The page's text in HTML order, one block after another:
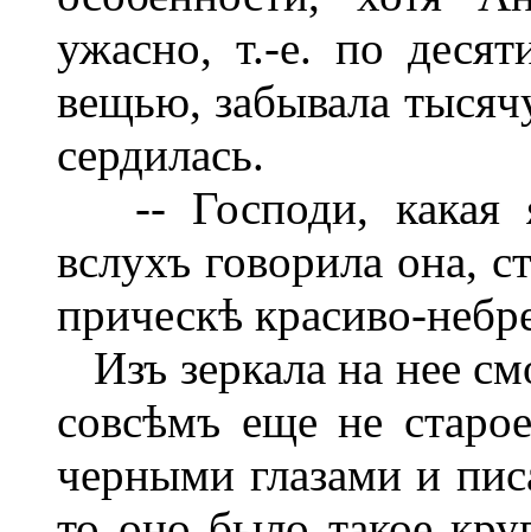
ужасно, т.-е. по
вещью, забывала
сердилась.
-- Господи, какая я
вслухъ говорила она,
прическѣ красиво-
Изъ зеркала на нее
совсѣмъ еще не
черными глазами и